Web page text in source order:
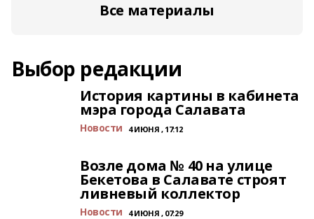
Все материалы
Выбор редакции
История картины в кабинета
мэра города Салавата
Новости 4 ИЮНЯ , 17:12
Возле дома № 40 на улице
Бекетова в Салавате строят
ливневый коллектор
Новости 4 ИЮНЯ , 07:29